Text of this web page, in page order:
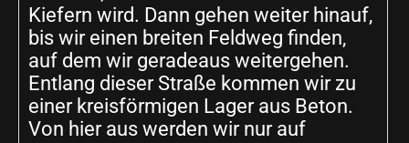
Kiefern wird. Dann gehen weiter hinauf,
bis wir einen breiten Feldweg finden,
auf dem wir geradeaus weitergehen.
Entlang dieser Straße kommen wir zu
einer kreisförmigen Lager aus Beton.
Von hier aus werden wir nur auf